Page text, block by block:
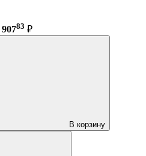
90783 ₽
В корзину